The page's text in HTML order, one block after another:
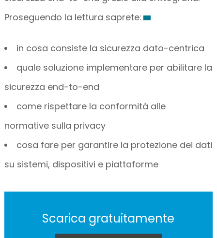
Proseguendo la lettura saprete:
in cosa consiste la sicurezza dato-centrica
quale soluzione implementare per abilitare la
sicurezza end-to-end
come rispettare la conformità alle
normative sulla privacy
cosa fare per garantire la protezione dei dati
su sistemi, dispositivi e piattaforme
Scarica gratuitamente